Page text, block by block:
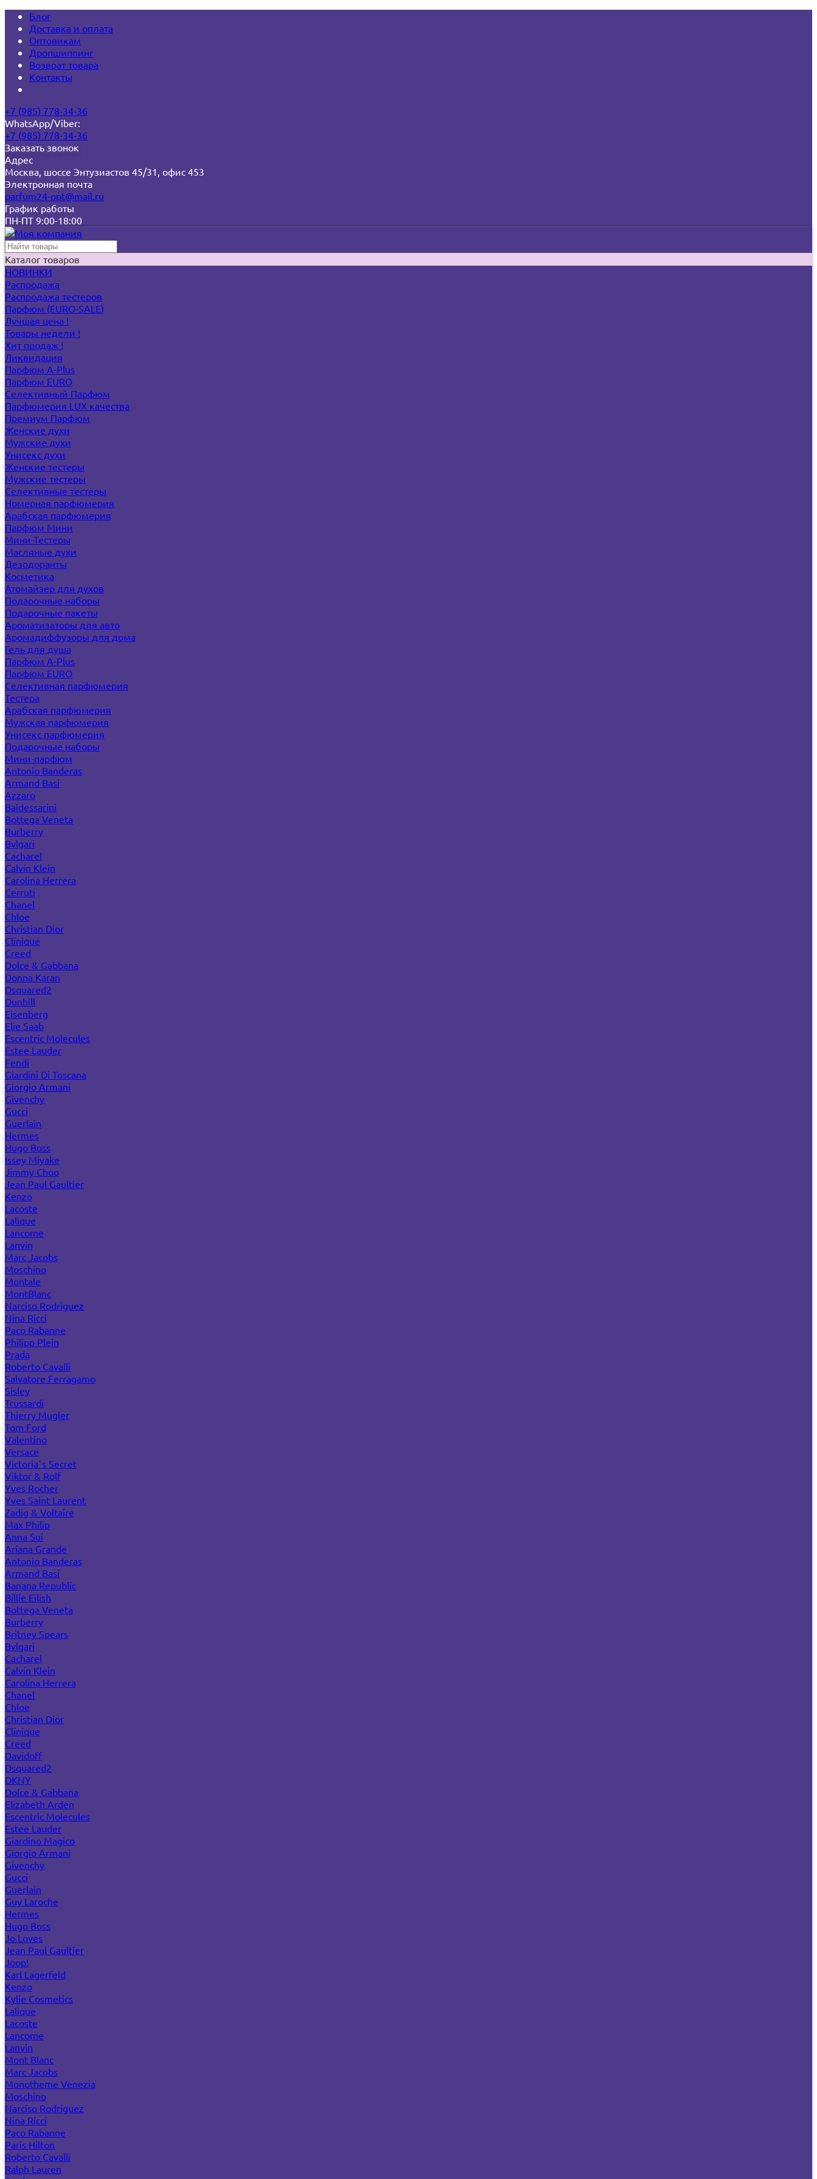
Блог
Доставка и оплата
Оптовикам
Дропшиппинг
Возврат товара
Контакты
+7 (985) 778-34-36
WhatsApp/Viber:
+7 (985) 778-34-36
Заказать звонок
Адрес
Москва, шоссе Энтузиастов 45/31, офис 453
Электронная почта
parfum24-opt@mail.ru
График работы
ПН-ПТ 9:00-18:00
Каталог товаров
НОВИНКИ
Распродажа
Распродажа тестеров
Парфюм (EURO-SALE)
Лучшая цена !
Товары недели !
Хит продаж !
Ликвидация
Парфюм A-Plus
Парфюм EURO
Селективный Парфюм
Парфюмерия LUX качества
Премиум Парфюм
Женские духи
Мужские духи
Унисекс духи
Женские тестеры
Мужские тестеры
Селективные тестеры
Номерная парфюмерия
Арабская парфюмерия
Парфюм Мини
Мини-Тестеры
Масляные духи
Дезодоранты
Косметика
Атомайзер для духов
Подарочные наборы
Подарочные пакеты
Ароматизаторы для авто
Аромадиффузоры для дома
Гель для душа
Парфюм A-Plus
Парфюм EURO
Селективная парфюмерия
Тестера
Арабская парфюмерия
Мужская парфюмерия
Унисекс парфюмерия
Подарочные наборы
Мини-парфюм
Antonio Banderas
Armand Basi
Azzaro
Baldessarini
Bottega Veneta
Burberry
Bvlgari
Cacharel
Calvin Klein
Carolina Herrera
Cerruti
Chanel
Chloe
Christian Dior
Clinique
Creed
Dolce & Gabbana
Donna Karan
Dsquared2
Dunhill
Eisenberg
Elie Saab
Escentric Molecules
Estee Lauder
Fendi
Giardini Di Toscana
Giorgio Armani
Givenchy
Gucci
Guerlain
Hermes
Hugo Boss
Issey Miyake
Jimmy Choo
Jean Paul Gaultier
Kenzo
Lacoste
Lalique
Lancome
Lanvin
Marc Jacobs
Moschino
Montale
MontBlanc
Narciso Rodriguez
Nina Ricci
Paco Rabanne
Philipp Plein
Prada
Roberto Cavalli
Salvatore Ferragamo
Sisley
Trussardi
Thierry Mugler
Tom Ford
Valentino
Versace
Victoria`s Secret
Viktor & Rolf
Yves Rocher
Yves Saint Laurent
Zadig & Voltaire
Max Philip
Anna Sui
Ariana Grande
Antonio Banderas
Armand Basi
Banana Republic
Billie Eilish
Bottega Veneta
Burberry
Britney Spears
Bvlgari
Cacharel
Calvin Klein
Carolina Herrera
Chanel
Chloe
Christian Dior
Clinique
Creed
Davidoff
Dsquared2
DKNY
Dolce & Gabbana
Elizabeth Arden
Escentric Molecules
Estee Lauder
Giardino Magico
Giorgio Armani
Givenchy
Gucci
Guerlain
Guy Laroche
Hermes
Hugo Boss
Jo Loves
Jean Paul Gaultier
Joop!
Karl Lagerfeld
Kenzo
Kylie Cosmetics
Lalique
Lacoste
Lancome
Lanvin
Mont Blanc
Marc Jacobs
Monotheme Venezia
Moschino
Narciso Rodriguez
Nina Ricci
Paco Rabanne
Paris Hilton
Roberto Cavalli
Ralph Lauren